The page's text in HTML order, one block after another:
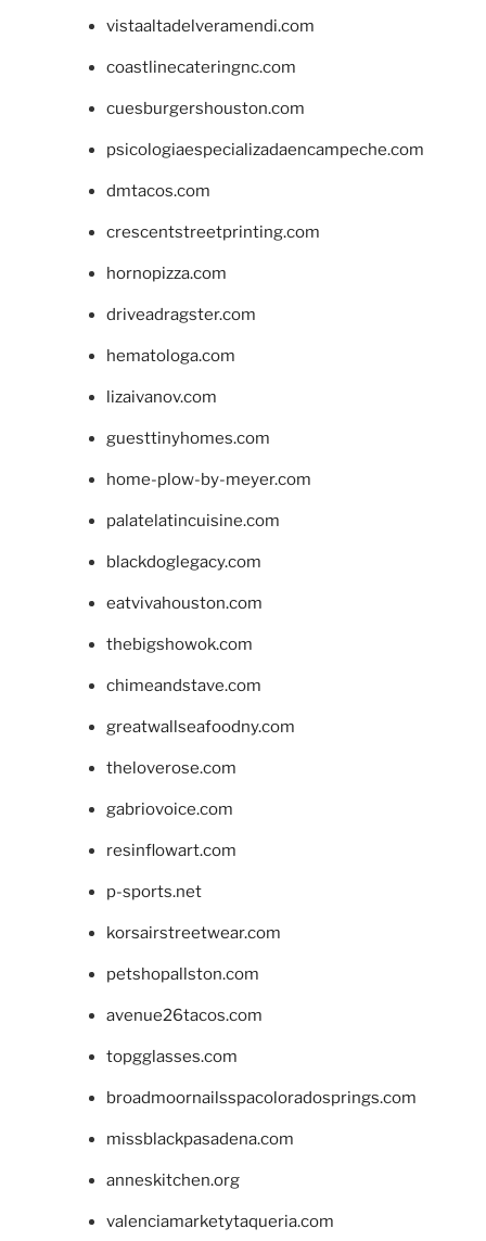
vistaaltadelveramendi.com
coastlinecateringnc.com
cuesburgershouston.com
psicologiaespecializadaencampeche.com
dmtacos.com
crescentstreetprinting.com
hornopizza.com
driveadragster.com
hematologa.com
lizaivanov.com
guesttinyhomes.com
home-plow-by-meyer.com
palatelatincuisine.com
blackdoglegacy.com
eatvivahouston.com
thebigshowok.com
chimeandstave.com
greatwallseafoodny.com
theloverose.com
gabriovoice.com
resinflowart.com
p-sports.net
korsairstreetwear.com
petshopallston.com
avenue26tacos.com
topgglasses.com
broadmoornailsspacoloradosprings.com
missblackpasadena.com
anneskitchen.org
valenciamarketytaqueria.com